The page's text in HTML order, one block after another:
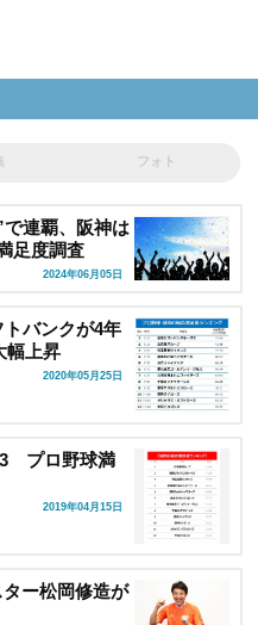
フォト
連覇、阪神は
足度調査
2024年06月05日
バンクが4年
幅上昇
2020年05月25日
プロ野球満
2019年04月15日
ター松岡修造が